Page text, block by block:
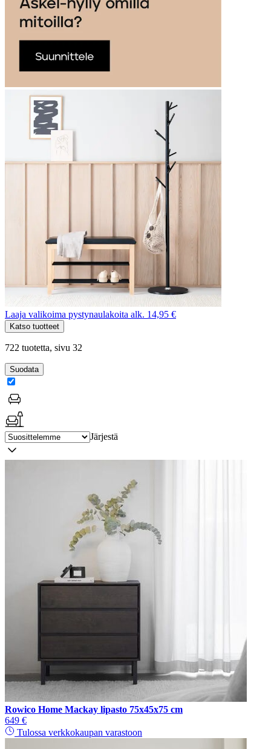
Laaja valikoima pystynaulakoita alk. 14,95 €
Katso tuotteet
722 tuotetta, sivu 32
Suodata
Järjestä
Rowico Home Mackay lipasto 75x45x75 cm
649 €
Tulossa verkkokaupan varastoon